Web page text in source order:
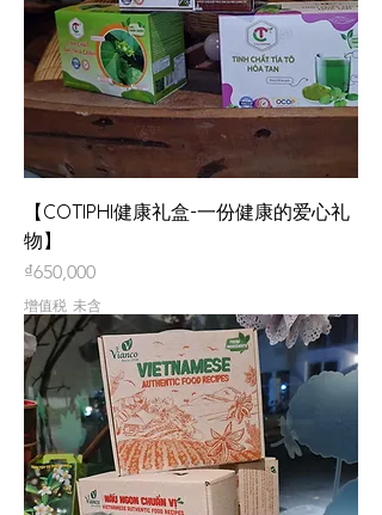
【COTIPHI健康礼盒-一份健康的爱心礼
物】
價格
₫650,000
增值税 未含